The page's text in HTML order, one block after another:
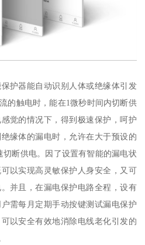
护器能自动识别人体或绝缘体引发
的触电时，能在1微秒时间内切断供
觉的情况下，得到极速保护，呵护
缘体的漏电时，允许在大于预设的
断供电。因了设置有智能的漏电状
以实现高灵敏保护人身安全，又可
并且，在漏电保护电路全程，设有
需每月定期手动按键测试漏电保护
以安全有效地消除电线老化引发的